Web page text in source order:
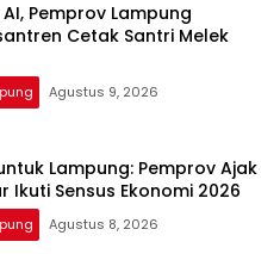
Pemprov Lampung
Cetak Santri Melek
Agustus 9, 2026
Lampung: Pemprov Ajak
Ikuti Sensus Ekonomi 2026
Agustus 8, 2026